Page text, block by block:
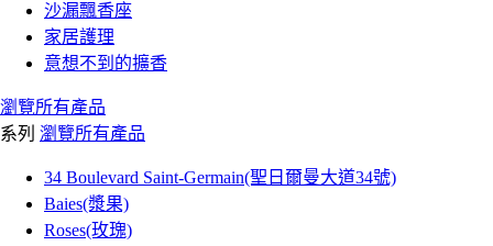
沙漏飄香座
家居護理
意想不到的擴香
瀏覽所有產品
系列 瀏覽所有產品
34 Boulevard Saint-Germain(聖日爾曼大道34號)
Baies(漿果)
Roses(玫瑰)